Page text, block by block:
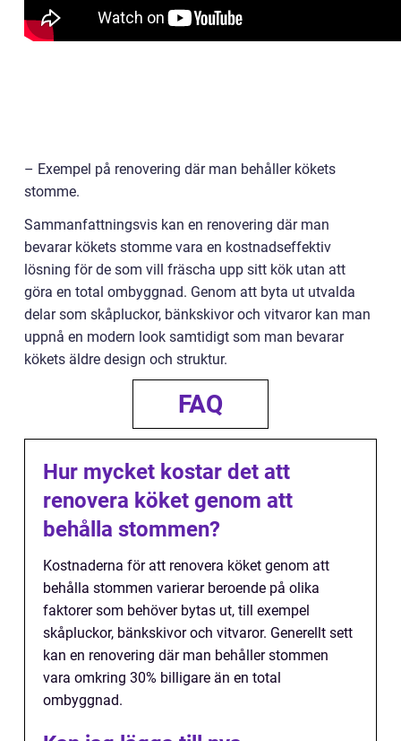
– Exempel på renovering där man behåller kökets
stomme.
Sammanfattningsvis kan en renovering där man
bevarar kökets stomme vara en kostnadseffektiv
lösning för de som vill fräscha upp sitt kök utan att
göra en total ombyggnad. Genom att byta ut utvalda
delar som skåpluckor, bänkskivor och vitvaror kan man
uppnå en modern look samtidigt som man bevarar
kökets äldre design och struktur.
FAQ
Hur mycket kostar det att
renovera köket genom att
behålla stommen?
Kostnaderna för att renovera köket genom att
behålla stommen varierar beroende på olika
faktorer som behöver bytas ut, till exempel
skåpluckor, bänkskivor och vitvaror. Generellt sett
kan en renovering där man behåller stommen
vara omkring 30% billigare än en total
ombyggnad.